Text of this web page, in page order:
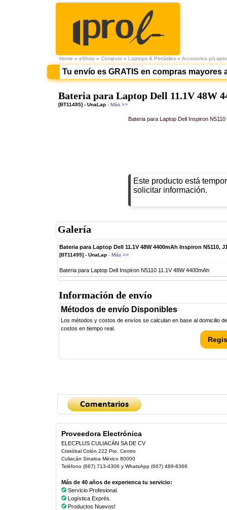
Home » eShop » Cómputo » Laptops & Portátiles » Accesorios p/
Tu envío es GRATIS en compras mayores
Bateria para Laptop Dell 11.1V 48W
[BT11495] - UnaLap - Más >>
Bateria para Laptop Dell Inspiron
Este producto está
solicitar información.
Galería
Bateria para Laptop Dell 11.1V 48W 4400mAh Inspiron N5110,
[BT11495] - UnaLap - Más >>
Bateria para Laptop Dell Inspiron N5110 11.1V 48W 4400mAh
Información de envío
Métodos de envío Disponibles
Los métodos y costos de envíos se calculan en base al domicilio
costos en tiempo real.
Proveedora Electrónica
ELECPLUS CULIACÁN SA DE CV
Cristóbal Colón 222 Pte. Centro
Culiacán Sinaloa México 80000
Teléfono (667) 713-4306 y WhatsApp (667) 489-8366
Más de 40 años de experienca tu servicio:
Servicio Profesional.
Logística Exprés.
Productos Nuevos!